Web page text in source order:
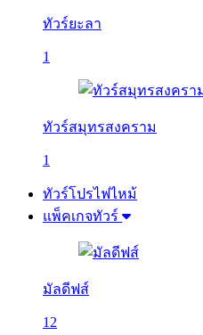
ทัวร์ยะลา
1
ทัวร์สมุทรสงคราม
1
ทัวร์โปรไฟไหม้
แพ็คเกจทัวร์
มัลดีฟส์
12